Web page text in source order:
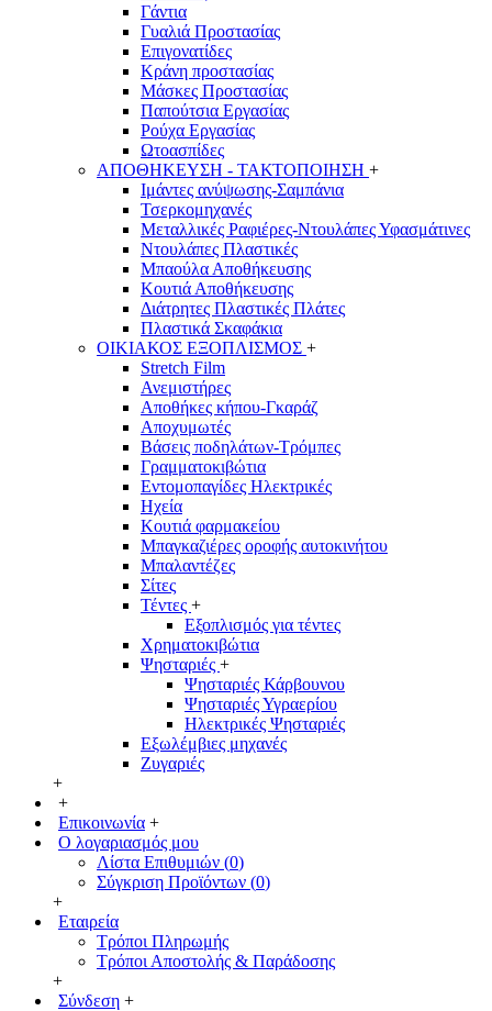
Γάντια
Γυαλιά Προστασίας
Επιγονατίδες
Κράνη προστασίας
Μάσκες Προστασίας
Παπούτσια Εργασίας
Ρούχα Εργασίας
Ωτοασπίδες
ΑΠΟΘΗΚΕΥΣΗ - ΤΑΚΤΟΠΟΙΗΣΗ +
Ιμάντες ανύψωσης-Σαμπάνια
Τσερκομηχανές
Μεταλλικές Ραφιέρες-Ντουλάπες Υφασμάτινες
Ντουλάπες Πλαστικές
Μπαούλα Αποθήκευσης
Κουτιά Αποθήκευσης
Διάτρητες Πλαστικές Πλάτες
Πλαστικά Σκαφάκια
ΟΙΚΙΑΚΟΣ ΕΞΟΠΛΙΣΜΟΣ +
Stretch Film
Ανεμιστήρες
Αποθήκες κήπου-Γκαράζ
Αποχυμωτές
Βάσεις ποδηλάτων-Τρόμπες
Γραμματοκιβώτια
Εντομοπαγίδες Ηλεκτρικές
Ηχεία
Κουτιά φαρμακείου
Μπαγκαζιέρες οροφής αυτοκινήτου
Μπαλαντέζες
Σίτες
Τέντες +
Εξοπλισμός για τέντες
Χρηματοκιβώτια
Ψησταριές +
Ψησταριές Κάρβουνου
Ψησταριές Υγραερίου
Ηλεκτρικές Ψησταριές
Εξωλέμβιες μηχανές
Ζυγαριές
+
+
Επικοινωνία +
Ο λογαριασμός μου
Λίστα Επιθυμιών (0)
Σύγκριση Προϊόντων (0)
+
Εταιρεία
Τρόποι Πληρωμής
Τρόποι Αποστολής & Παράδοσης
+
Σύνδεση +